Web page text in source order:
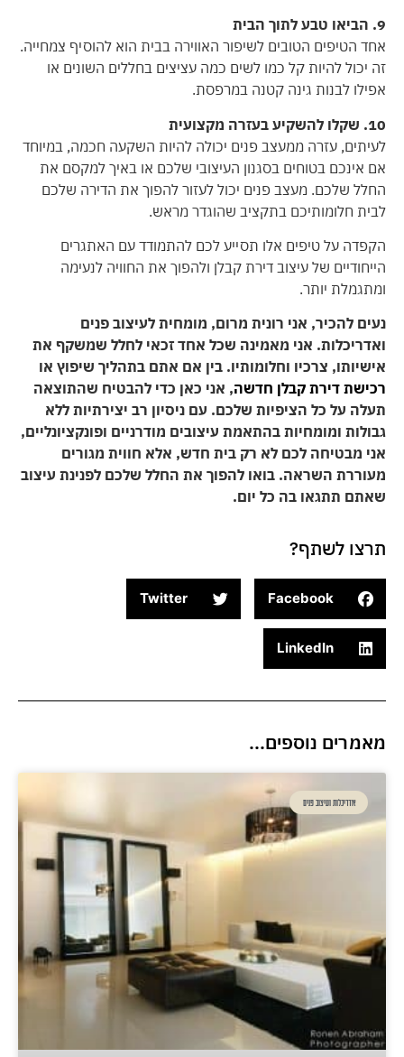
9. הביאו טבע לתוך הבית
אחד הטיפים הטובים לשיפור האווירה בבית הוא להוסיף צמחייה.
זה יכול להיות קל כמו לשים כמה עציצים בחללים השונים או
אפילו לבנות גינה קטנה במרפסת.
10. שקלו להשקיע בעזרה מקצועית
לעיתים, עזרה ממעצב פנים יכולה להיות השקעה חכמה, במיוחד
אם אינכם בטוחים בסגנון העיצובי שלכם או באיך למקסם את
החלל שלכם. מעצב פנים יכול לעזור להפוך את הדירה שלכם
לבית חלומותיכם בתקציב שהוגדר מראש.
הקפדה על טיפים אלו תסייע לכם להתמודד עם האתגרים
הייחודיים של עיצוב דירת קבלן ולהפוך את החוויה לנעימה
ומתגמלת יותר.
נעים להכיר, אני רונית מרום, מומחית לעיצוב פנים
ואדריכלות. אני מאמינה שכל אחד זכאי לחלל שמשקף את
אישיותו, צרכיו וחלומותיו. בין אם אתם בתהליך שיפוץ או
רכישת דירת קבלן חדשה, אני כאן כדי להבטיח שהתוצאה
תעלה על כל הציפיות שלכם. עם ניסיון רב יצירתיות ללא
גבולות ומומחיות בהתאמת עיצובים מודרניים ופונקציונליים,
אני מבטיחה לכם לא רק בית חדש, אלא חווית מגורים
מעוררת השראה. בואו להפוך את החלל שלכם לפנינת עיצוב
שאתם תתגאו בה כל יום.
תרצו לשתף?
Facebook
Twitter
LinkedIn
מאמרים נוספים...
אדריכלות ועיצוב פנים